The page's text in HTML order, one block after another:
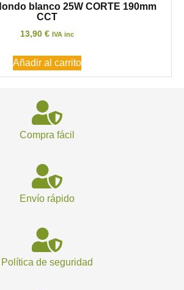
blanco 25W CORTE 190mm
CCT
13,90 € IVA inc
Añadir al carrito
Compra fácil
Envío rápido
Política de seguridad